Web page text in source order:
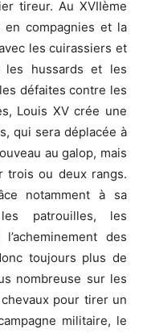
tireur. Au XVIIème
en compagnies et la
les cuirassiers et
hussards et les
défaites contre les
Louis XV crée une
qui sera déplacée à
au galop, mais
trois ou deux rangs.
notamment à sa
patrouilles, les
des
toujours plus de
nombreuse sur les
pour tirer un
militaire, le